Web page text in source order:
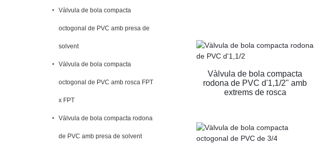
Vàlvula de bola compacta
octogonal de PVC amb presa de
solvent
Vàlvula de bola compacta
octogonal de PVC amb rosca FPT
x FPT
Vàlvula de bola compacta rodona
de PVC amb presa de solvent
Vàlvula de bola compacta
rodona de PVC d'1,1/2" amb
extrems de rosca